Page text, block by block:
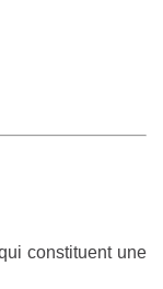
constituent une